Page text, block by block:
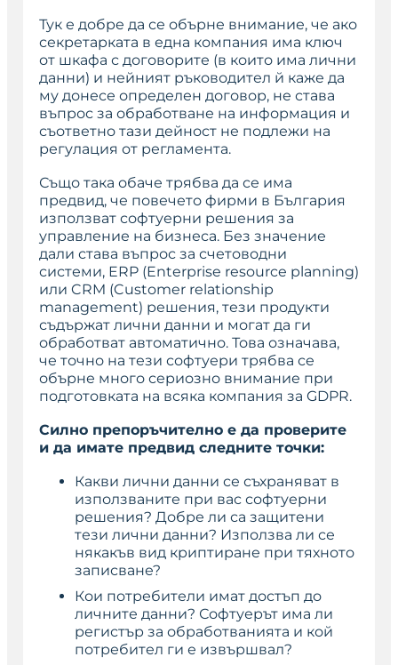
Тук е добре да се обърне внимание, че ако
секретарката в една компания има ключ
от шкафа с договорите (в които има лични
данни) и нейният ръководител й каже да
му донесе определен договор, не става
въпрос за обработване на информация и
съответно тази дейност не подлежи на
регулация от регламента.
Също така обаче трябва да се има
предвид, че повечето фирми в България
използват софтуерни решения за
управление на бизнеса. Без значение
дали става въпрос за счетоводни
системи, ERP (Enterprise resource planning)
или CRM (Customer relationship
management) решения, тези продукти
съдържат лични данни и могат да ги
обработват автоматично. Това означава,
че точно на тези софтуери трябва се
обърне много сериозно внимание при
подготовката на всяка компания за GDPR.
Силно препоръчително е да проверите
и да имате предвид следните точки:
Какви лични данни се съхраняват в
използваните при вас софтуерни
решения? Добре ли са защитени
тези лични данни? Използва ли се
някакъв вид криптиране при тяхното
записване?
Кои потребители имат достъп до
личните данни? Софтуерът има ли
регистър за обработванията и кой
потребител ги е извършвал?